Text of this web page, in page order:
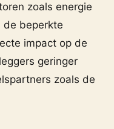
zoals energie
de beperkte
impact op de
geringer
zoals de